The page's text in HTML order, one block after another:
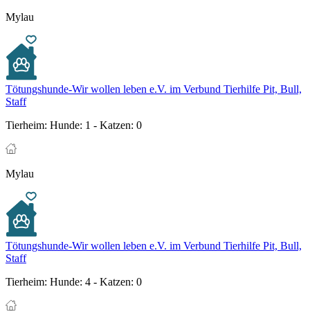
Mylau
Tötungshunde-Wir wollen leben e.V. im Verbund Tierhilfe Pit, Bull,
Staff
Tierheim: Hunde: 1 - Katzen: 0
Mylau
Tötungshunde-Wir wollen leben e.V. im Verbund Tierhilfe Pit, Bull,
Staff
Tierheim: Hunde: 4 - Katzen: 0